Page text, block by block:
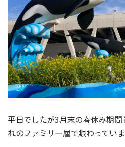
平日でしたが3月末の春休み期
れのファミリー層で賑わっていま